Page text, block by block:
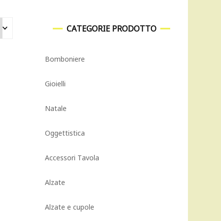
CATEGORIE PRODOTTO
Bomboniere
Gioielli
Natale
Oggettistica
Accessori Tavola
Alzate
Alzate e cupole